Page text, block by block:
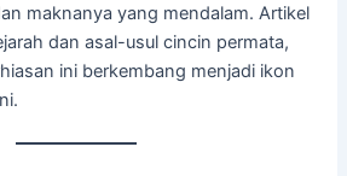
maknanya yang mendalam. Artikel
dan asal-usul cincin permata,
ini berkembang menjadi ikon